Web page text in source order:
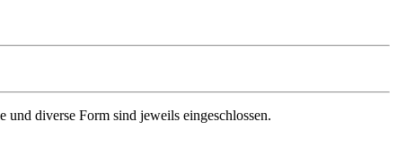
diverse Form sind jeweils eingeschlossen.